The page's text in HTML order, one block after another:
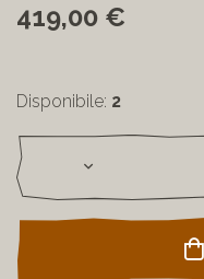
419,00 €
Disponibile: 2